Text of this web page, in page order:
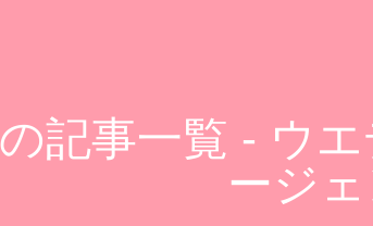
記事一覧 - ウ
ージ